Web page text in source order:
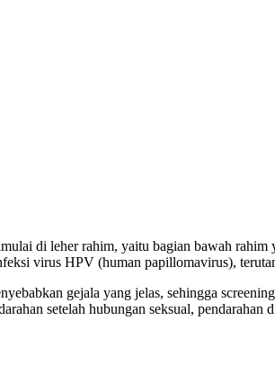
di leher rahim, yaitu bagian bawah
virus HPV (human papillomavirus),
gejala yang jelas, sehingga
setelah hubungan seksual,
KLIK PESAN SEKARANG (NON